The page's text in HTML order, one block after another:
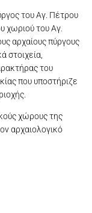
του Αγ. Πέτρου
χωριού του Αγ.
αρχαίους πύργους
στοιχεία,
του
που υποστήριζε
χώρους της
αρχαιολογικό
5c. 12.